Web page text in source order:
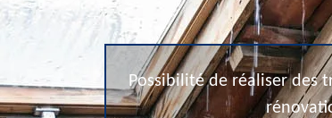
Possibilité de réaliser des